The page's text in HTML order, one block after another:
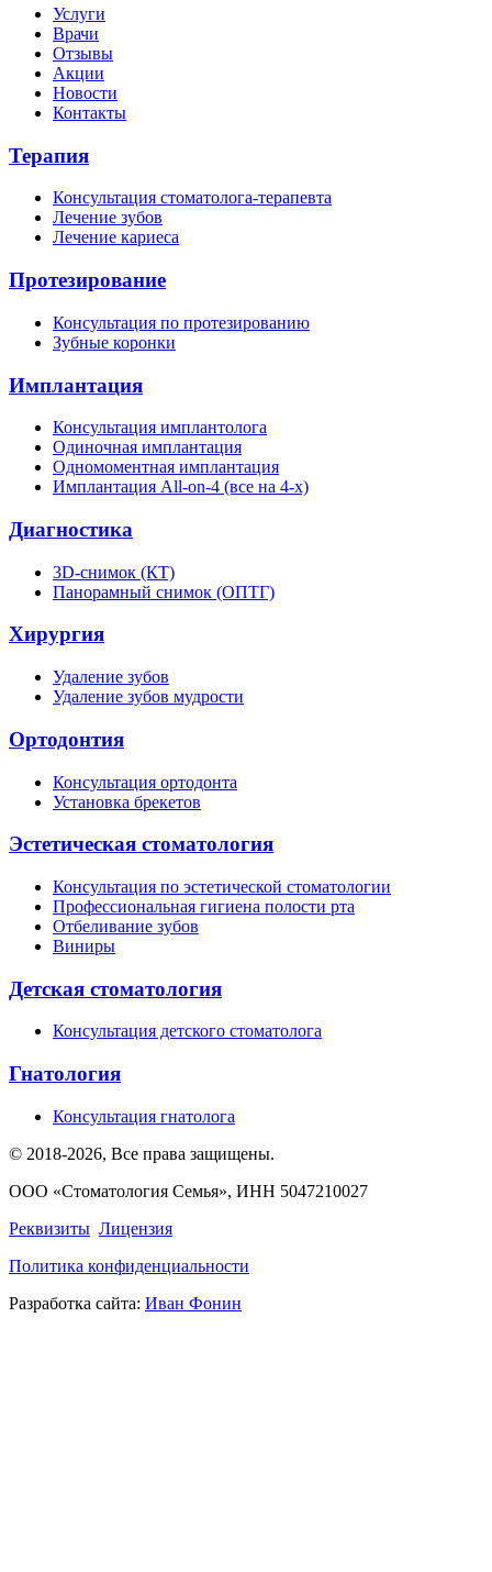
Услуги
Врачи
Отзывы
Акции
Новости
Контакты
Терапия
Консультация стоматолога-терапевта
Лечение зубов
Лечение кариеса
Протезирование
Консультация по протезированию
Зубные коронки
Имплантация
Консультация имплантолога
Одиночная имплантация
Одномоментная имплантация
Имплантация All-on-4 (все на 4-х)
Диагностика
3D-снимок (КТ)
Панорамный снимок (ОПТГ)
Хирургия
Удаление зубов
Удаление зубов мудрости
Ортодонтия
Консультация ортодонта
Установка брекетов
Эстетическая стоматология
Консультация по эстетической стоматологии
Профессиональная гигиена полости рта
Отбеливание зубов
Виниры
Детская стоматология
Консультация детского стоматолога
Гнатология
Консультация гнатолога
© 2018-2026, Все права защищены.
ООО «Стоматология Семья», ИНН 5047210027
Реквизиты Лицензия
Политика конфиденциальности
Разработка сайта: Иван Фонин